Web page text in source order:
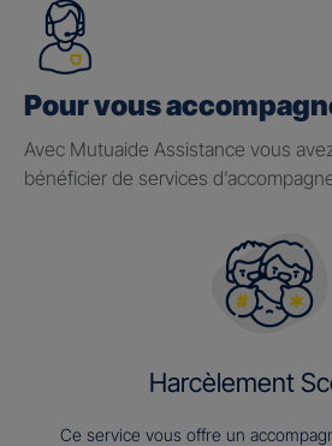
Pour vous
Avec Mutuaide Assistance vous
bénéficier de services
Harcèlement
Ce service vous offre un